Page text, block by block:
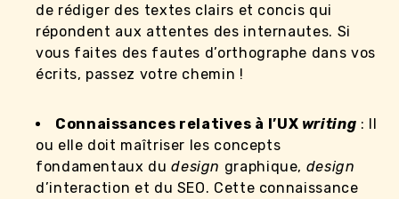
de rédiger des textes clairs et concis qui
répondent aux attentes des internautes. Si
vous faites des fautes d’orthographe dans vos
écrits, passez votre chemin !
Connaissances relatives à l’UX writing : Il
ou elle doit maîtriser les concepts
fondamentaux dudesign graphique, design
d’interaction et du SEO. Cette connaissance